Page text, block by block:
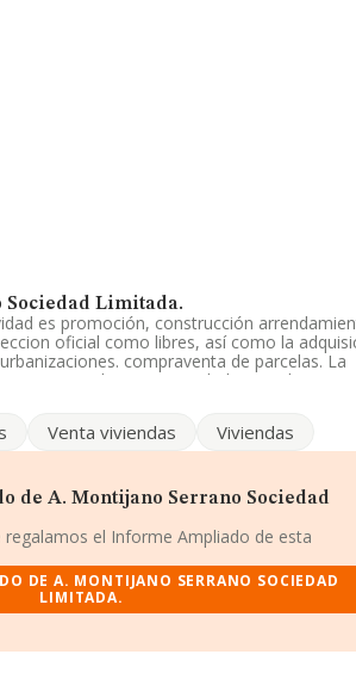
Sociedad Limitada.
es promoción, construcción
oficial como libres, así como la
compraventa de parcelas. La
Mercantil como Sociedad Limitada. La
'Alquiler de bienes inmobiliarios por cuenta
Sociedad Limitada, con número de
de Úbeda, provincia de Jaén,
sobre 132.555 empresas
alcanza la cifra de 22.737 millones
es de 171 mil euros de ventas en
sobre Jaén, en la base de datos de
en 2024 han alcanzado los 21 millones
La media de empleados de las
Venta viviendas Viviendas
de A. Montijano Serrano Sociedad
el Informe Ampliado de esta
DE A. MONTIJANO SERRANO SOCIEDAD
LIMITADA.